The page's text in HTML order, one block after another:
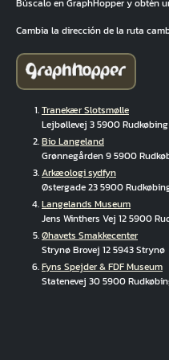
Búscalo en GraphHopper y obtén
Cambia la dirección de la ruta
Tranekær Slotsmølle
Lejbøllevej 3 5900 Rudkøbing
Bio Langeland
Grønnegården 9 5900
Arkæologi sydfyn
Østergade 23 5900
Langelands Museum
Jens Winthers Vej 12 5900
Øhavets Smakkecenter
Strynø Brovej 12 5943 Strynø
Fyns Spejder & FDF Museum
Statenevej 30 5900